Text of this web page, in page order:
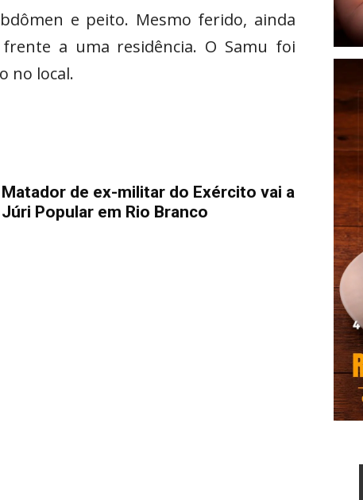
e peito. Mesmo ferido, ainda
a uma residência. O Samu foi
no local.
Matador de ex-militar do Exército vai a
Júri Popular em Rio Branco